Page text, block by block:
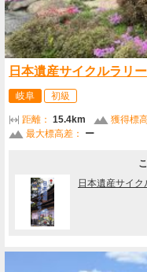
日本遺産サイクルラリー
岐阜 初級
距離： 15.4km 獲得標
最大標高差：
ー
日本遺産サイク